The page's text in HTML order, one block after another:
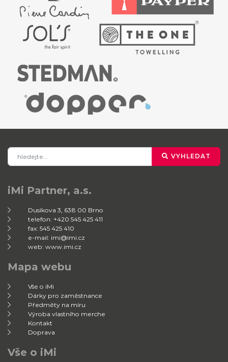
VYHLEDAT
iMi Partner, a.s.
Dusíkova 3, 638 00 Brno
telefon: +420 545 425 411
fax: 545 425 410
e-mail: imi@imi.cz
web: www.imi.cz
Mapa webu
Vše o iMi
Dárky pro zaměstnance
Předměty na míru
Výroba vlastního merche
Kontakt
Doprava
Vše o iMi